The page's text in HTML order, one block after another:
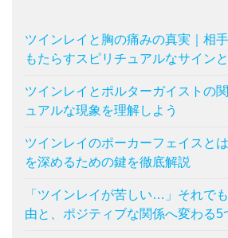
ツインレイと胸の痛みの真実｜相
もたらすスピリチュアルなサイン
ツインレイとポルターガイストの
ュアルな現象を理解しよう
ツインレイのポーカーフェイスと
を深めるための鍵を徹底解説
「ツインレイが苦しい…」それで
由と、ポジティブな関係へ変わる5